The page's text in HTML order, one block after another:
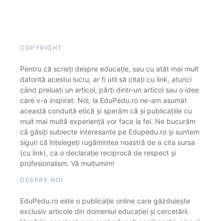
COPYRIGHT
Pentru că scrieți despre educație, sau cu atât mai mult
datorită acestui lucru, ar fi util să citați cu link, atunci
când preluați un articol, părți dintr-un articol sau o idee
care v-a inspirat. Noi, la EduPedu.ro ne-am asumat
această conduită etică și sperăm că și publicațiile cu
mult mai multă experiență vor face la fel. Ne bucurăm
că găsiți subiecte interesante pe Edupedu.ro și suntem
siguri că înțelegeți rugămintea noastră de a cita sursa
(cu link), ca o declarație reciprocă de respect și
profesionalism. Vă mulțumim!
DESPRE NOI
EduPedu.ro este o publicație online care găzduiește
exclusiv articole din domeniul educației și cercetării.